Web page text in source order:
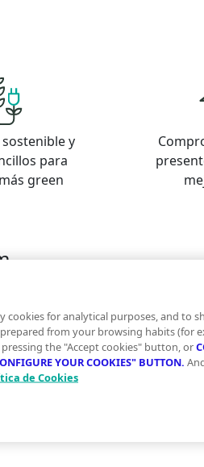
y
para
green
© 2026 Vivegreen - Todos
cookies for analytical purposes, and to
from your browsing habits (for
the "Accept cookies" button, or
YOUR COOKIES" BUTTON.
de Cookies